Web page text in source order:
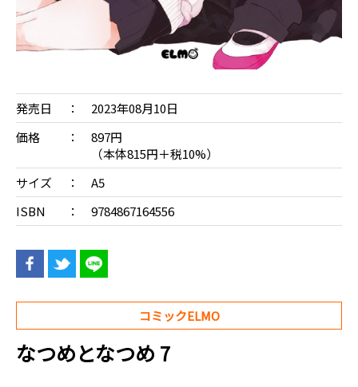
発売日
2023年08月10日
価格
897円
（本体815円＋税10%）
サイズ
A5
ISBN
9784867164556
コミックELMO
なつめとなつめ 7